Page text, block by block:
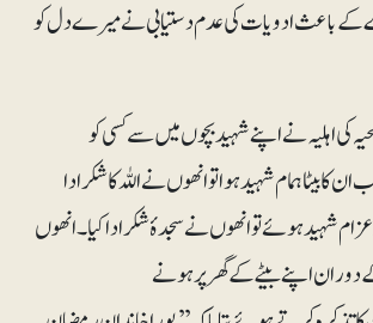
کے باعث ادویات کی عدم دستیابی نے میرے دل کو
کی اہلیہ نے اپنے شہید بچوں میں سے کسی کو
کا بیٹا ہمام شہید ہوا تو انھوں نے اللہ کا شکر ادا
شہید ہوئے تو انھوں نے سجدۂ شکر ادا کیا۔انھوں
کے دوران اپنے بیٹے کے گھر پر ہونے